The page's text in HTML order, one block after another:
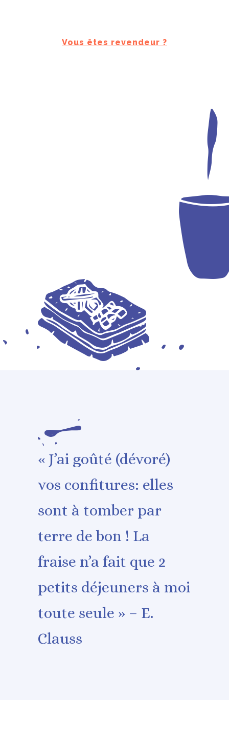
Vous êtes revendeur ?
« J’ai goûté (dévoré)
vos confitures: elles
sont à tomber par
terre de bon ! La
fraise n’a fait que 2
petits déjeuners à moi
toute seule » – E.
Clauss